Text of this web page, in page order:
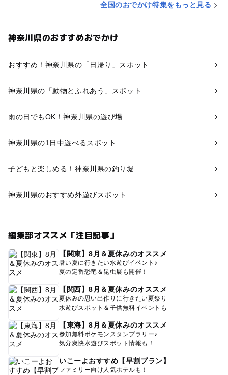
全国のおでかけ特集をもっと見る
神奈川県のおすすめおでかけ
おすすめ！神奈川県の「日帰り」スポット
神奈川県の「動物とふれあう」スポット
雨の日でもOK！神奈川県の遊び場
神奈川県の1日中遊べるスポット
子どもと楽しめる！神奈川県の釣り堀
神奈川県のおすすめ外遊びスポット
編集部オススメ「注目記事」
【関東】8月＆夏休みのオススメ
暑い夏に行きたい水遊びイベント♪
夏の定番恐竜＆昆虫展も開催！
【関西】8月＆夏休みのオススメ
夏休みの思い出作りに行きたい夏祭り
水遊びスポット＆子供無料イベントも
【東海】8月＆夏休みのオススメ
参加無料ポケモンスタンプラリー♪
気分爽快水遊びスポット情報も！
いこーよおすすめ【早割プラン】
ファミリー向け人気ホテルも！